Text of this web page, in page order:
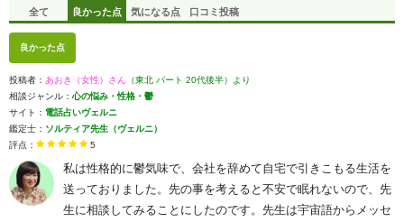
全て 良かった点 気になる点 口コミ投稿
良かった点
投稿者： あおき（女性）さん （東北 パート 20代後半）より
相談ジャンル： 心の悩み・性格・鬱
サイト： 電話占いヴェルニ
鑑定士： ソルティア先生（ヴェルニ）
評点：
5
私は性格的に鬱気味で、会社を辞めて自宅で引きこもる生活を
送っておりました。先の事を考えると不安で眠れないので、先
生に相談してみることにしたのです。先生は宇宙語からメッセ